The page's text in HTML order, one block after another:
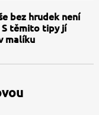
bez hrudek není
S těmito tipy jí
malíku